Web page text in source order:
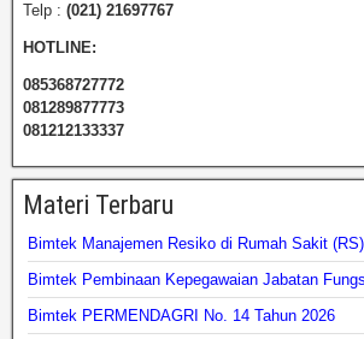
Telp : (021) 21697767
HOTLINE:
085368727772
081289877773
081212133337
Materi Terbaru
Bimtek Manajemen Resiko di Rumah Sakit
Bimtek Pembinaan Kepegawaian Jabatan
Bimtek PERMENDAGRI No. 14 Tahun 2026